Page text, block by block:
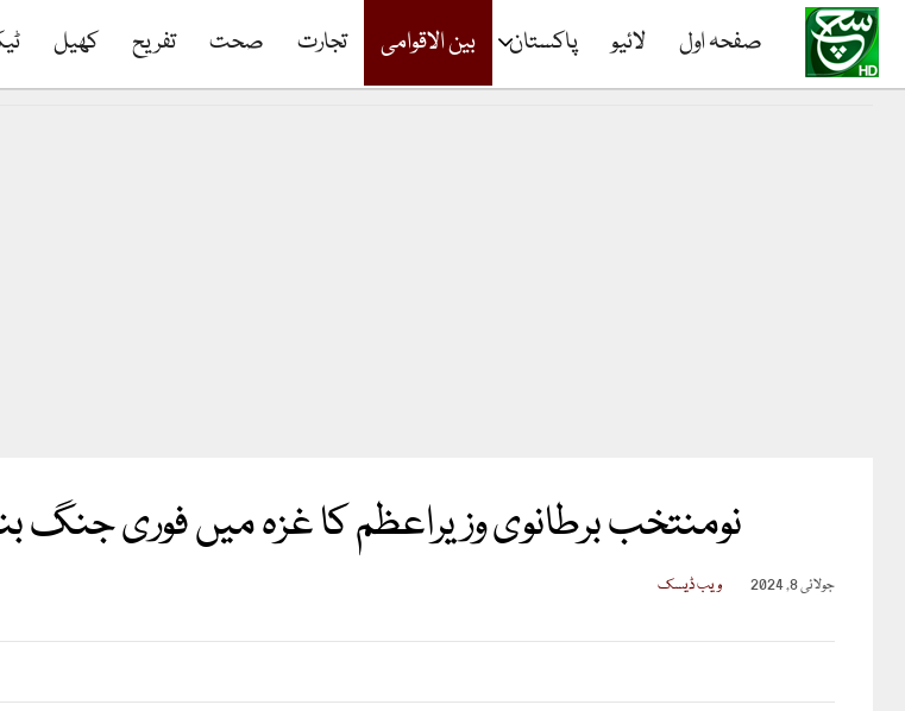
صفحہ اول لائیو پاکستان بین الاقوامی تجارت صحت تفریح کھیل
نومنتخب برطانوی وزیراعظم کا غزہ میں فوری جنگ
جولائی 8, 2024 ویب ڈیسک